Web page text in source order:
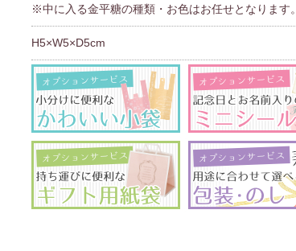
※中に入る金平糖の種類・お色はお任せとなります。
H5×W5×D5cm